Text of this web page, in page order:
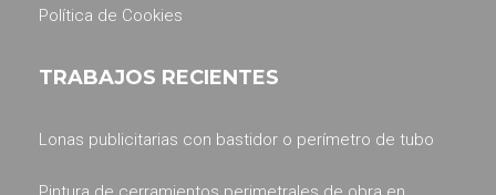
Política de Cookies
TRABAJOS RECIENTES
Lonas publicitarias con bastidor o perímetro de tubo